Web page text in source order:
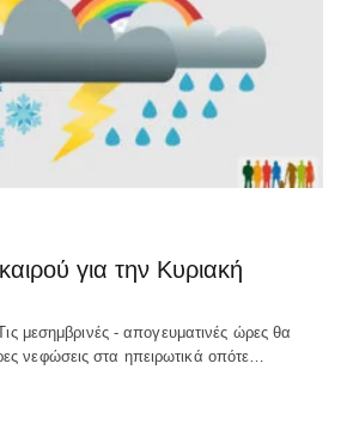
για την Κυριακή
μεσημβρινές - απογευματινές ώρες θα
νεφώσεις στα ηπειρωτικά οπότε…